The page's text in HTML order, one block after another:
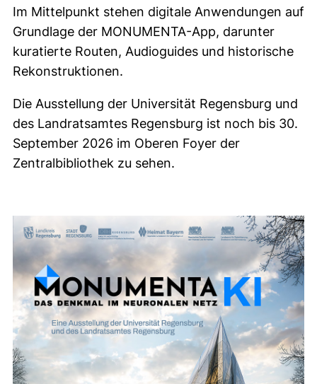
Im Mittelpunkt stehen digitale Anwendungen auf
Grundlage der MONUMENTA-App, darunter
kuratierte Routen, Audioguides und historische
Rekonstruktionen.
Die Ausstellung der Universität Regensburg und
des Landratsamtes Regensburg ist noch bis 30.
September 2026 im Oberen Foyer der
Zentralbibliothek zu sehen.